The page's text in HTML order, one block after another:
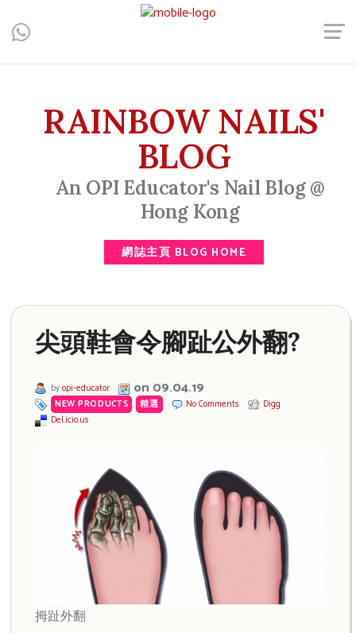
Central, Hong Kong - Manicure, Pedicure, Gel Nails, Acrylic Nail,
Men's Manicure, Nail Biter, Nail Party, 水晶甲, 男士美甲, 咬指甲
RAINBOW NAILS'
BLOG
An OPI Educator's Nail Blog @
Hong Kong
網誌主頁 BLOG HOME
尖頭鞋會令腳趾公外翻?
byopi-educator on 09.04.19
NEW PRODUCTS , 精選 No Comments
Digg
Del.icio.us
拇趾外翻